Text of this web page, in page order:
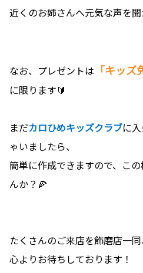
近くのお姉さんへ元気な声を
なお、プレゼントは 「キッズ
に限ります🔰
まだカロひめキッズクラブに
ゃいましたら、
簡単に作成できますので、こ
んか？🍕
たくさんのご来店を飾磨店一同
心よりお待ちしております！